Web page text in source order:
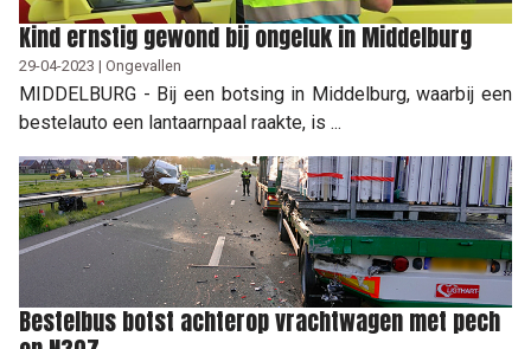
Kind ernstig gewond bij ongeluk in Middelburg
29-04-2023 | Ongevallen
MIDDELBURG - Bij een botsing in Middelburg, waarbij een
bestelauto een lantaarnpaal raakte, is ...
Bestelbus botst achterop vrachtwagen met pech